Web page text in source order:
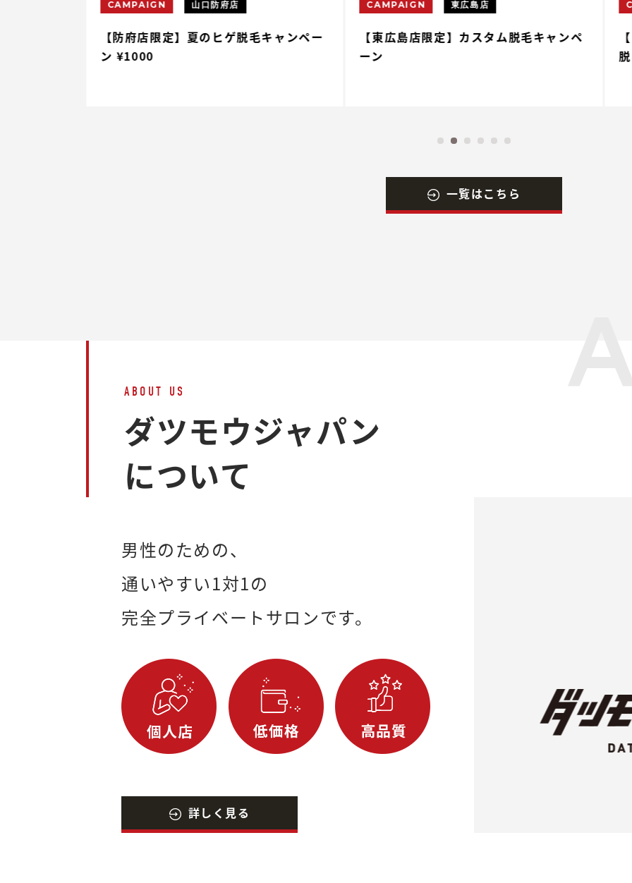
CAMPAIGN 山口防府店
【防府店限定】夏のヒゲ脱毛キャンペー
ン ¥1000
CAMPAIGN 東広島店
【東広島店限定】カスタム脱毛キャンペ
ーン
一覧はこちら
ABOUT US
ダツモウジャパン
について
男性のための、
通いやすい1対1の
完全プライベートサロンです。
詳しく見る